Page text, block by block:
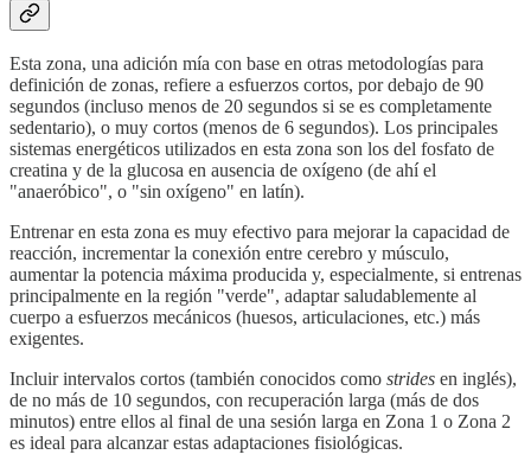
Esta zona, una adición mía con base en otras metodologías para
definición de zonas, refiere a esfuerzos cortos, por debajo de 90
segundos (incluso menos de 20 segundos si se es completamente
sedentario), o muy cortos (menos de 6 segundos). Los principales
sistemas energéticos utilizados en esta zona son los del fosfato de
creatina y de la glucosa en ausencia de oxígeno (de ahí el
"anaeróbico", o "sin oxígeno" en latín).
Entrenar en esta zona es muy efectivo para mejorar la capacidad de
reacción, incrementar la conexión entre cerebro y músculo,
aumentar la potencia máxima producida y, especialmente, si entrenas
principalmente en la región "verde", adaptar saludablemente al
cuerpo a esfuerzos mecánicos (huesos, articulaciones, etc.) más
exigentes.
Incluir intervalos cortos (también conocidos como strides en inglés),
de no más de 10 segundos, con recuperación larga (más de dos
minutos) entre ellos al final de una sesión larga en Zona 1 o Zona 2
es ideal para alcanzar estas adaptaciones fisiológicas.